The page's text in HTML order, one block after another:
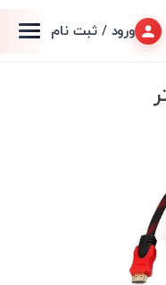
ورود / ثبت نام